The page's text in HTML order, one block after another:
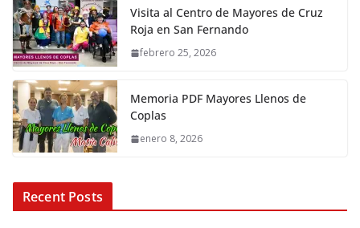
Visita al Centro de Mayores de Cruz
Roja en San Fernando
febrero 25, 2026
Memoria PDF Mayores Llenos de
Coplas
enero 8, 2026
Recent Posts